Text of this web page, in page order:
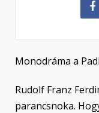
Monodráma a
Rudolf Franz
parancsnoka.